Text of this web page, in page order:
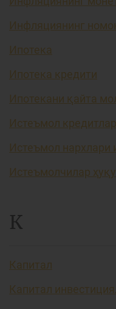
Инфляциянинг
Ипотека
Ипотека кредити
Ипотекани қайта
Истеъмол
Истеъмол
Истеъмолчилар
К
Капитал
Капитал